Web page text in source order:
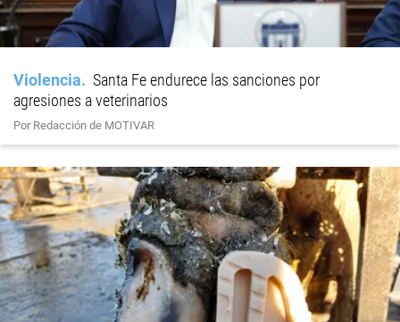
Violencia
Santa Fe endurece las sanciones por
agresiones a veterinarios
Por Redacción de MOTIVAR